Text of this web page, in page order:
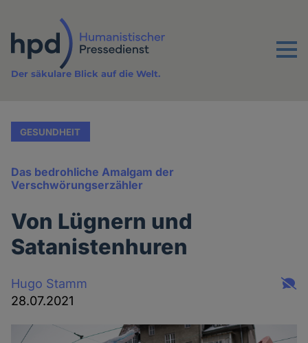
Inhalt
Menu
Der säkulare Blick auf die Welt.
GESUNDHEIT
Das bedrohliche Amalgam der
Verschwörungserzähler
Von Lügnern und
Satanistenhuren
Hugo Stamm
28.07.2021